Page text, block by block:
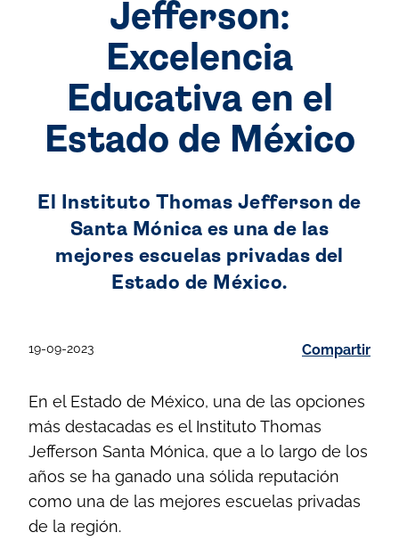
Jefferson:
Excelencia
Educativa en el
Estado de México
El Instituto Thomas Jefferson de
Santa Mónica es una de las
mejores escuelas privadas del
Estado de México.
19-09-2023 Compartir
En el Estado de México, una de las opciones
más destacadas es el Instituto Thomas
Jefferson Santa Mónica, que a lo largo de los
años se ha ganado una sólida reputación
como una de las mejores escuelas privadas
de la región.